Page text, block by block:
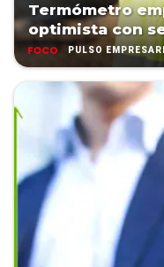
Termómetro
optimista con
PULSO